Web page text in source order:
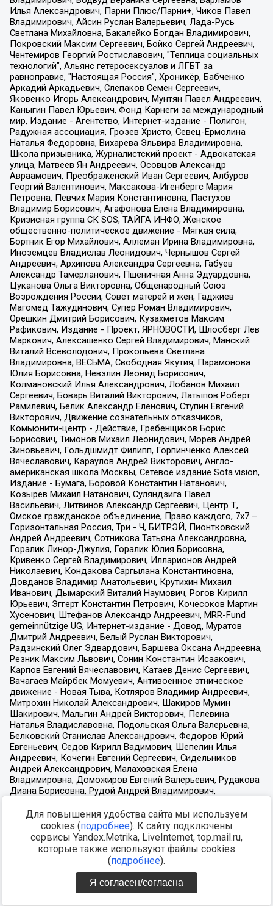
Для повышения удобства сайта мы используем
cookies (подробнее). К сайту подключены
сервисы Yandex.Metrika, LiveInternet, top.mail.ru,
которые также используют файлы cookies
(подробнее).
Я согласен/согласна